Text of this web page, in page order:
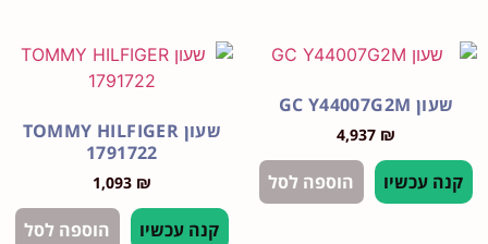
4,937
הוספה לסל
שעון TOMMY HILFIGER
1791722
1,093
קנה עכשיו הוספה לסל